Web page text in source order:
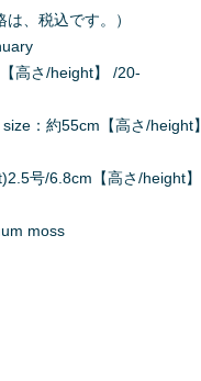
、税込です。）
高さ/height】 /20-
：約55cm【高さ/height】
号/6.8cm【高さ/height】
moss